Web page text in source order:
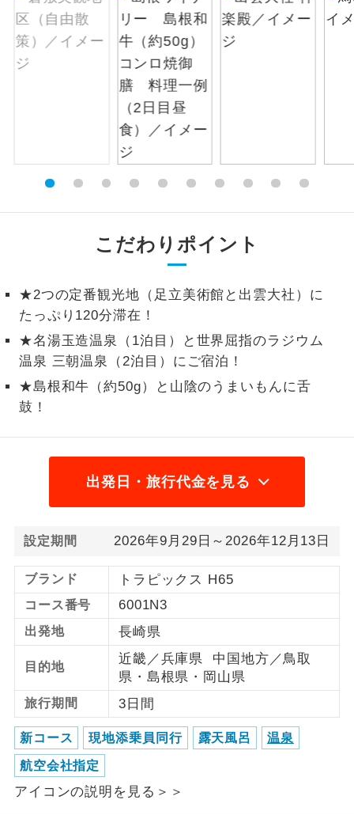
こだわりポイント
★2つの定番観光地（足立美術館と出雲大社）に
たっぷり120分滞在！
★名湯玉造温泉（1泊目）と世界屈指のラジウム
温泉 三朝温泉（2泊目）にご宿泊！
★島根和牛（約50g）と山陰のうまいもんに舌
鼓！
出発日・旅行代金を見る
設定期間 2026年9月29日～2026年12月13日
ブランド トラピックス H65
コース番号 6001N3
出発地 長崎県
目的地
近畿／兵庫県 中国地方／鳥取
県・島根県・岡山県
旅行期間 3日間
新コース 現地添乗員同行 露天風呂 温泉
航空会社指定
アイコンの説明を見る＞＞
温泉 温泉地にも宿泊するコースです。
露天風呂
ご宿泊ホテルに露天風呂が付いていま
す。
ご宿泊ホテルに大浴場が付いています。
全てのお食事が付いていますので、お食
お部屋食
1名様催行
1名様から出発可能な個人型プランで
2名様催行
2名様から出発可能な個人型プランで
す。
おひとり様参
1名様1室同代
1名様1室利用でも追加料金がかからない
コースです。
す。
女性限定
女性限定でご参加いただけるコースで
す。
年齢制限あり
ご参加にあたり年齢に制限があるコース
です。
利用航空会社が指定なので、ご出発の計
画にとても便利です。
ホテル指定
ご紹介するホテルを指定したコースで
す。
おひとり様バ
ス2席利用
す。